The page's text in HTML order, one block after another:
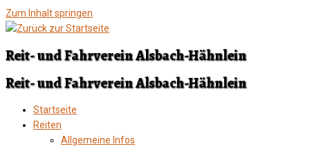
Zum Inhalt springen
Reit- und Fahrverein Alsbach-Hähnlein
Reit- und Fahrverein Alsbach-Hähnlein
Startseite
Reiten
Allgemeine Infos